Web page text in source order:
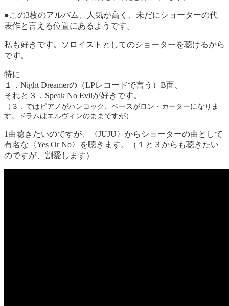
●この3枚のアルバム、人気が高く、未だにショーターの代
表作と言える位置にあるようです。
私も好きです。ソロイストとしてのショーターを聴けるから
です。
特に
１．Night Dreamerの（LPレコードで言う）B面、
それと３．Speak No Evilが好きです。
（３．ではピアノがハンコック、ベースがロン・カーターになりま
す。ドラムはエルヴィンのままですが）
1曲聴きたいのですが、〈JUJU〉からショーターの曲として
有名な〈Yes Or No〉を聴きます。（１と３からも聴きたい
のですが、割愛します）